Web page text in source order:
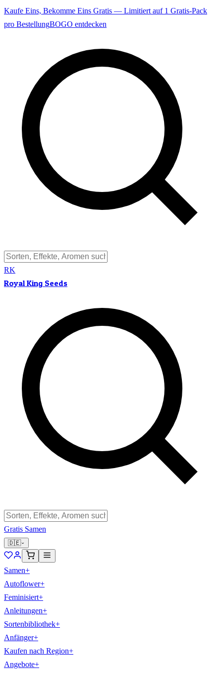
Kaufe Eins, Bekomme Eins Gratis — Limitiert auf 1 Gratis-Pack
pro BestellungBOGO entdecken
RK
Royal King Seeds
Gratis Samen
🇩🇪
Samen+
Autoflower+
Feminisiert+
Anleitungen+
Sortenbibliothek+
Anfänger+
Kaufen nach Region+
Angebote+